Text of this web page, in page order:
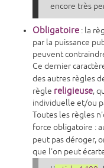
encore très
Obligatoire : la
par la puissance
peuvent
Ce dernier
des autres règles
règle religieuse,
individuelle et/ou
Toutes les règles
force obligatoire :
peut pas déroger,
que l'on peut